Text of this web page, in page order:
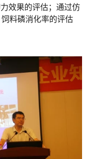
效果的评估；通过仿
料磷消化率的评估